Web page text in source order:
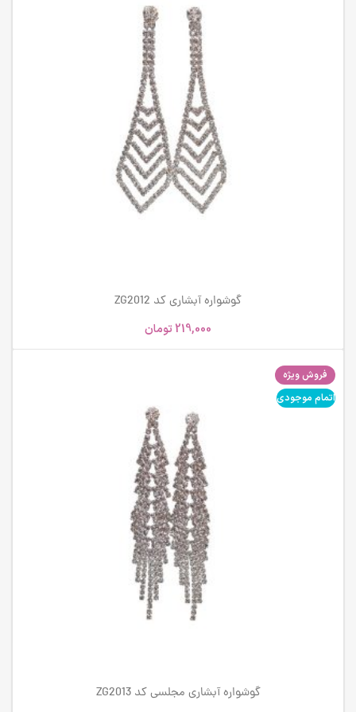
گوشواره آبشاری کد ZG2012
219,000تومان
فروش ویژه
اتمام موجودی
گوشواره آبشاری مجلسی کد ZG2013